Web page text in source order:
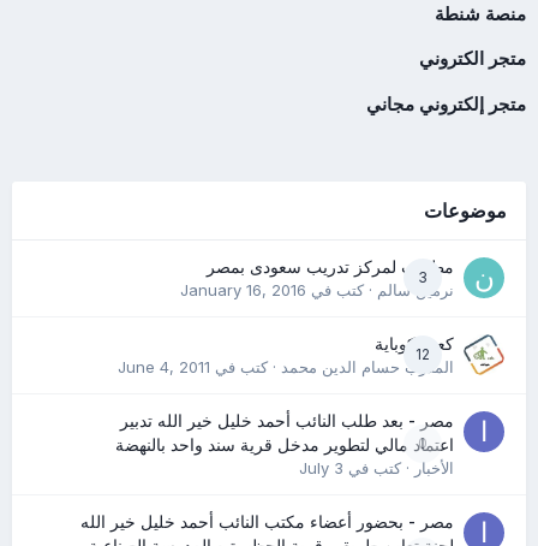
منصة شنطة
متجر الكتروني
متجر إلكتروني مجاني
موضوعات
3
مطلوب لمركز تدريب سعودى بمصر
نرمين سالم· كتب في January 16, 2016
12
كعب كوباية
المدرب حسام الدين محمد· كتب في June 4, 2011
0
مصر - بعد طلب النائب أحمد خليل خير الله تدبير
اعتماد مالي لتطوير مدخل قرية سند واحد بالنهضة
الأخبار· كتب في July 3
مصر - بحضور أعضاء مكتب النائب أحمد خليل خير الله